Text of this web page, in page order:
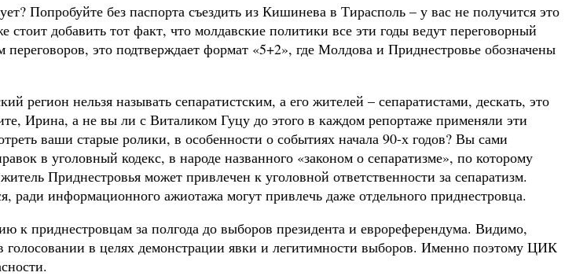
Попробуйте без паспорта съездить из Кишинева в Тирасполь – у вас не получится это
добавить тот факт, что молдавские политики все эти годы ведут переговорный
это подтверждает формат «5+2», где Молдова и Приднестровье обозначены
регион нельзя называть сепаратистским, а его жителей – сепаратистами, дескать, это
Ирина, а не вы ли с Виталиком Гуцу до этого в каждом репортаже применяли эти
ваши старые ролики, в особенности о событиях начала 90-х годов? Вы сами
в уголовный кодекс, в народе названного «законом о сепаратизме», по которому
Приднестровья может привлечен к уголовной ответственности за сепаратизм.
информационного ажиотажа могут привлечь даже отдельного приднестровца.
к приднестровцам за полгода до выборов президента и еврореферендума. Видимо,
в целях демонстрации явки и легитимности выборов. Именно поэтому ЦИК